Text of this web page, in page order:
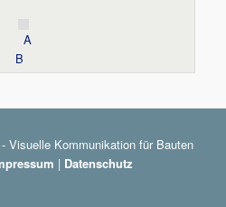
A
B
Visuelle Kommunikation für Bauten
| Datenschutz